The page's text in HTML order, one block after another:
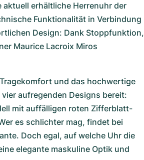
erhältliche Herrenuhr der
Funktionalität in Verbindung
Design: Dank Stoppfunktion,
Maurice Lacroix Miros
und das hochwertige
aufregenden Designs bereit:
mit auffälligen roten Zifferblatt-
es schlichter mag, findet bei
Doch egal, auf welche Uhr die
elegante maskuline Optik und